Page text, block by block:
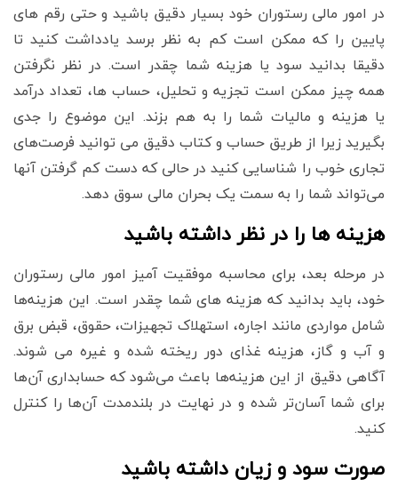
در امور مالی رستوران خود بسیار دقیق باشید و حتی رقم های
پایین را که ممکن است کم به نظر برسد یادداشت کنید تا
دقیقا بدانید سود یا هزینه شما چقدر است. در نظر نگرفتن
همه چیز ممکن است تجزیه و تحلیل، حساب ها، تعداد درآمد
یا هزینه و مالیات شما را به هم بزند. این موضوع را جدی
بگیرید زیرا از طریق حساب و کتاب دقیق می توانید فرصت‌های
تجاری خوب را شناسایی کنید در حالی که دست کم گرفتن آنها
می‌تواند شما را به سمت یک بحران مالی سوق دهد.
هزینه ها را در نظر داشته باشید
در مرحله بعد، برای محاسبه موفقیت آمیز امور مالی رستوران
خود، باید بدانید که هزینه های شما چقدر است. این هزینه‌ها
شامل مواردی مانند اجاره، استهلاک تجهیزات، حقوق، قبض برق
و آب و گاز، هزینه غذای دور ریخته شده و غیره می شوند.
آگاهی دقیق از این هزینه‌ها باعث می‌شود که حسابداری آن‌ها
برای شما آسان‌تر شده و در نهایت در بلندمدت آن‌ها را کنترل
کنید.
صورت سود و زیان داشته باشید